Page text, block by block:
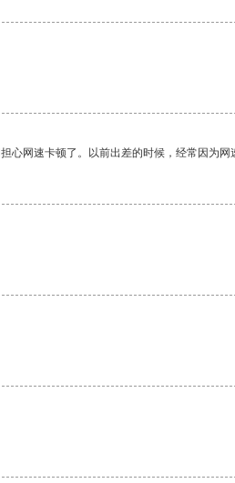
网速卡顿了。以前出差的时候，经常因为